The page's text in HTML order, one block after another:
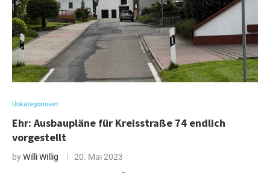
Unkategorisiert
Ehr: Ausbaupläne für Kreisstraße 74 endlich
vorgestellt
byWilli Willig 20. Mai 2023